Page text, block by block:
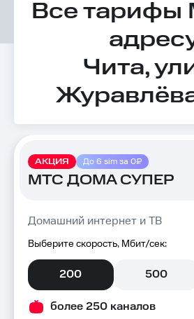
Все тарифы
Чита,
АКЦИЯ До 6 sim за 0₽
МТС ДОМА СУПЕР
Домашний интернет и ТВ
Выберите скорость, Мбит/сек:
200 500
более 250 каналов